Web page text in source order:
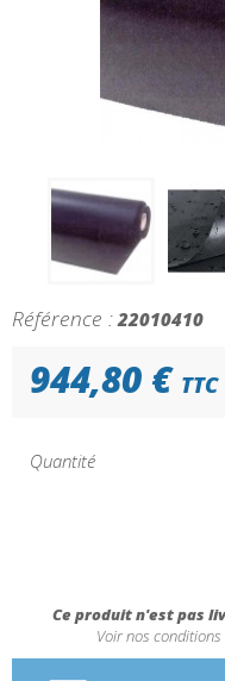
Référence : 22010410
944,80 € TTC
Quantité
Ce produit n'est pas
Voir nos